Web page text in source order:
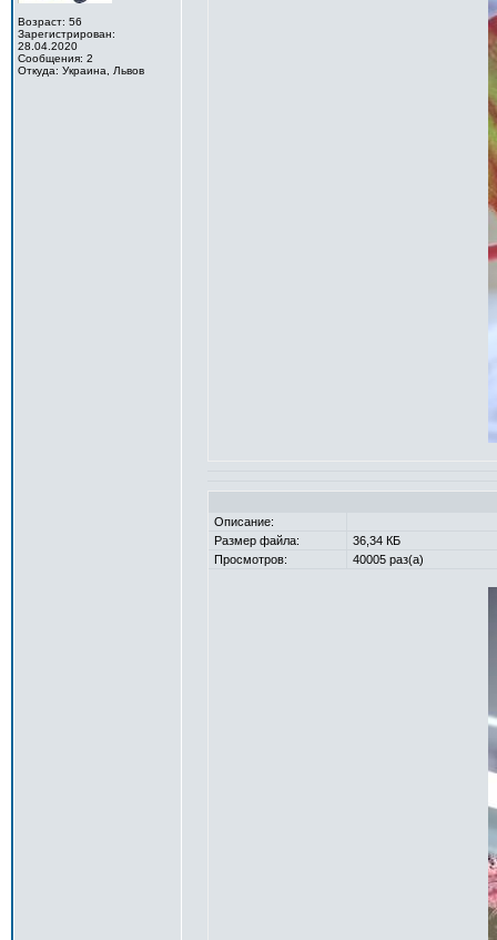
Возраст: 56
Зарегистрирован:
28.04.2020
Сообщения: 2
Откуда: Украина, Львов
Описание:
Размер файла:
36,34 КБ
Просмотров:
40005 раз(а)